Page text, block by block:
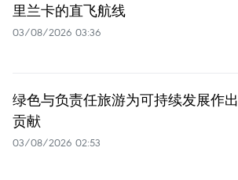
里兰卡的直飞航线
03/08/2026 03:36
绿色与负责任旅游为可持续发展作出
贡献
03/08/2026 02:53